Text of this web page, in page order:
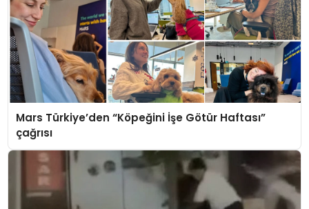
Mars Türkiye’den “Köpeğini İşe Götür Haftası”
çağrısı